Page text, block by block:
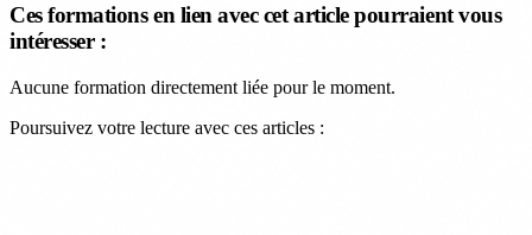
Ces formations en lien avec cet article pourraient vous
intéresser :
Aucune formation directement liée pour le moment.
Poursuivez votre lecture avec ces articles :